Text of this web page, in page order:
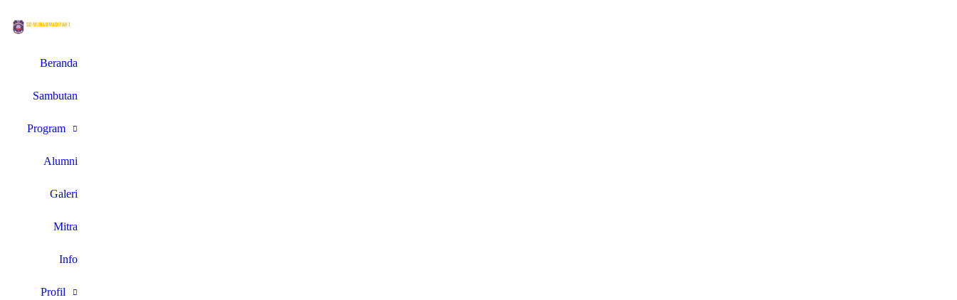
Beranda
Sambutan
Program
Alumni
Galeri
Mitra
Info
Profil